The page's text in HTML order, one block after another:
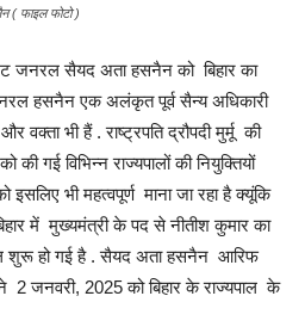
( फाइल फोटो )
जनरल सैयद अता हसनैन को बिहार का
हसनैन एक अलंकृत पूर्व सैन्य अधिकारी
भी हैं . राष्ट्रपति द्रौपदी मुर्मू की
गई विभिन्न राज्यपालों की नियुक्तियों
भी महत्वपूर्ण माना जा रहा है क्यूंकि
में मुख्यमंत्री के पद से नीतीश कुमार का
शुरू हो गई है . सैयद अता हसनैन आरिफ
2 जनवरी, 2025 को बिहार के राज्यपाल के